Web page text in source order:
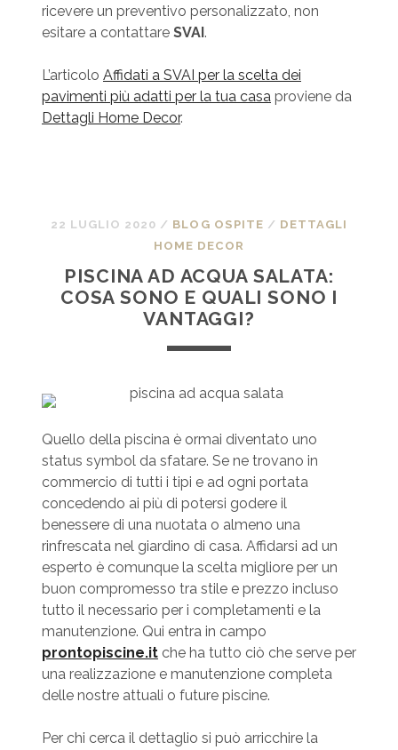
ricevere un preventivo personalizzato, non
esitare a contattare SVAI.
L’articolo Affidati a SVAI per la scelta dei
pavimenti più adatti per la tua casaproviene da
Dettagli Home Decor.
22 LUGLIO 2020 / BLOG OSPITE / DETTAGLI
HOME DECOR
PISCINA AD ACQUA SALATA:
COSA SONO E QUALI SONO I
VANTAGGI?
Quello della piscina è ormai diventato uno
status symbol da sfatare. Se ne trovano in
commercio di tutti i tipi e ad ogni portata
concedendo ai più di potersi godere il
benessere di una nuotata o almeno una
rinfrescata nel giardino di casa. Affidarsi ad un
esperto è comunque la scelta migliore per un
buon compromesso tra stile e prezzo incluso
tutto il necessario per i completamenti e la
manutenzione. Qui entra in campo
prontopiscine.itche ha tutto ciò che serve per
una realizzazione e manutenzione completa
delle nostre attuali o future piscine.
Per chi cerca il dettaglio si può arricchire la